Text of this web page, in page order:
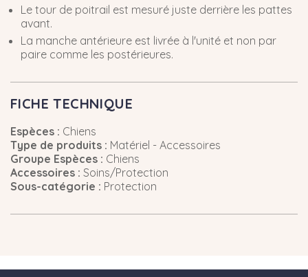
Le tour de poitrail est mesuré juste derrière les pattes
avant.
La manche antérieure est livrée à l'unité et non par
paire comme les postérieures.
FICHE TECHNIQUE
Espèces : Chiens
Type de produits : Matériel - Accessoires
Groupe Espèces : Chiens
Accessoires : Soins/Protection
Sous-catégorie : Protection